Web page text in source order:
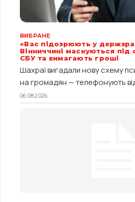
ВИБРАНЕ
«Вас підозрюють у
Вінниччині маскуються під
СБУ та вимагають гроші
Шахраї вигадали нову схему
на громадян — телефонують від
06.08.2026